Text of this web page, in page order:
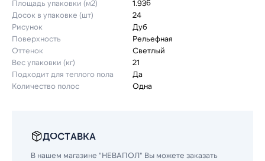
Площадь упаковки (м2)
1.936
Досок в упаковке (шт)
24
Рисунок
Дуб
Поверхность
Рельефная
Оттенок
Светлый
Вес упаковки (кг)
21
Подходит для теплого пола
Да
Количество полос
Одна
ДОСТАВКА
В нашем магазине "НЕВАПОЛ" Вы можете заказать